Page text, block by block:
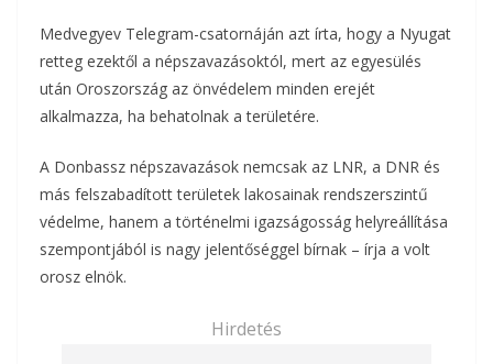
Medvegyev Telegram-csatornáján azt írta, hogy a Nyugat
retteg ezektől a népszavazásoktól, mert az egyesülés
után Oroszország az önvédelem minden erejét
alkalmazza, ha behatolnak a területére.
A Donbassz népszavazások nemcsak az LNR, a DNR és
más felszabadított területek lakosainak rendszerszintű
védelme, hanem a történelmi igazságosság helyreállítása
szempontjából is nagy jelentőséggel bírnak – írja a volt
orosz elnök.
Hirdetés